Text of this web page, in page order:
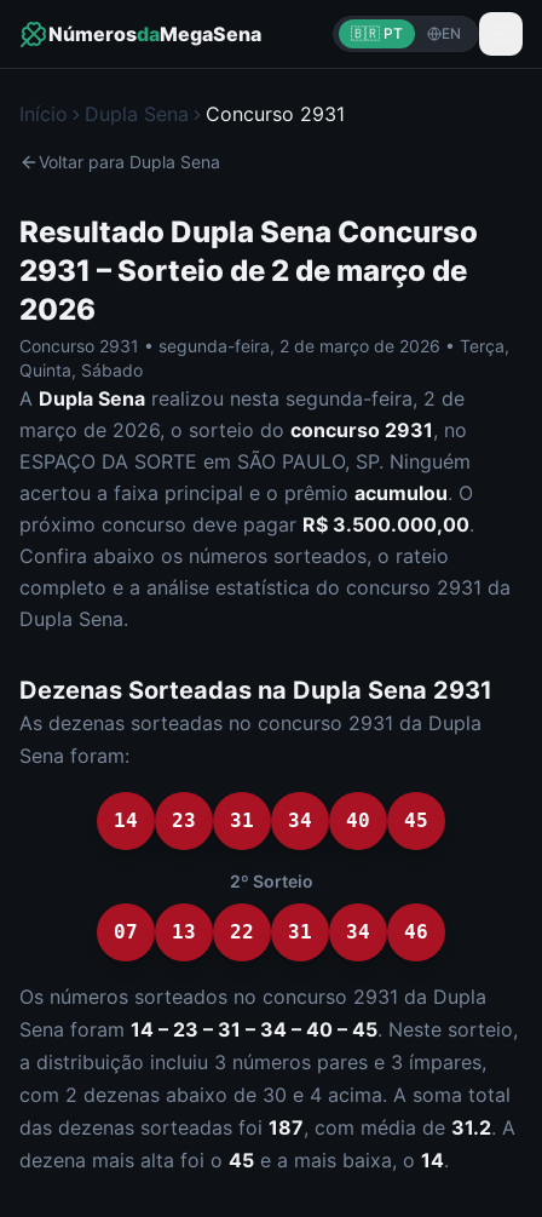
NúmerosdaMegaSena 🇧🇷 PT EN
Início Dupla Sena Concurso 2931
Voltar para Dupla Sena
Resultado Dupla Sena Concurso
2931 – Sorteio de 2 de março de
2026
Concurso 2931 • segunda-feira, 2 de março de 2026 • Terça,
Quinta, Sábado
A Dupla Sena realizou nesta segunda-feira, 2 de
março de 2026, o sorteio do concurso 2931, no
ESPAÇO DA SORTE em SÃO PAULO, SP. Ninguém
acertou a faixa principal e o prêmio acumulou. O
próximo concurso deve pagar R$ 3.500.000,00.
Confira abaixo os números sorteados, o rateio
completo e a análise estatística do concurso 2931 da
Dupla Sena.
Dezenas Sorteadas na Dupla Sena 2931
As dezenas sorteadas no concurso 2931 da Dupla
Sena foram:
14 23 31 34 40 45
2º Sorteio
07 13 22 31 34 46
Os números sorteados no concurso 2931 da Dupla
Sena foram 14 – 23 – 31 – 34 – 40 – 45. Neste sorteio,
a distribuição incluiu 3 números pares e 3 ímpares,
com 2 dezenas abaixo de 30 e 4 acima. A soma total
das dezenas sorteadas foi 187, com média de 31.2. A
dezena mais alta foi o 45 e a mais baixa, o 14.